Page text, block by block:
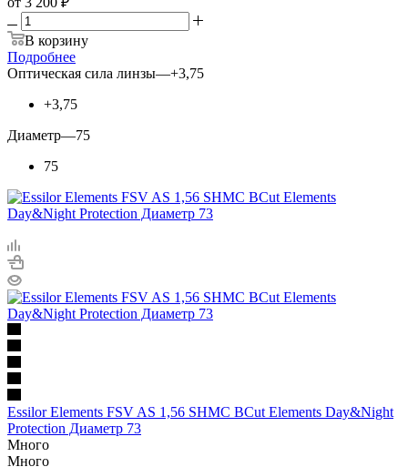
В корзину
Подробнее
Оптическая сила линзы—+3,75
+3,75
Диаметр—75
75
Essilor Elements FSV AS 1,56 SHMC BCut Elements Day&Night
Protection Диаметр 73
Много
Много